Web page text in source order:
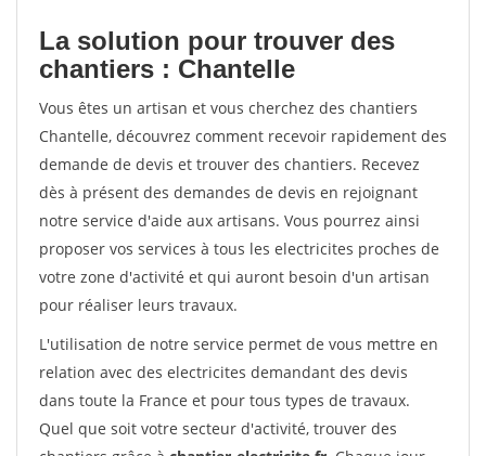
La solution pour trouver des
chantiers : Chantelle
Vous êtes un artisan et vous cherchez des chantiers
Chantelle, découvrez comment recevoir rapidement des
demande de devis et trouver des chantiers. Recevez
dès à présent des demandes de devis en rejoignant
notre service d'aide aux artisans. Vous pourrez ainsi
proposer vos services à tous les electricites proches de
votre zone d'activité et qui auront besoin d'un artisan
pour réaliser leurs travaux.
L'utilisation de notre service permet de vous mettre en
relation avec des electricites demandant des devis
dans toute la France et pour tous types de travaux.
Quel que soit votre secteur d'activité, trouver des